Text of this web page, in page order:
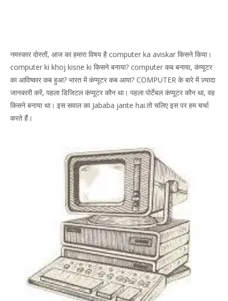
नमस्कार दोस्तों, आज का हमारा विषय है computer ka aviskar किसने किया।
computer ki khoj kisne ki किसने बनाया? computer कब बनाया, कंप्यूटर
का आविष्कार कब हुआ? भारत में कंप्यूटर कब आया? COMPUTER के बारे में ज़्यादा
जानकारी करें, पहला डिजिटल कंप्यूटर कौन था। पहला पोर्टेबल कंप्यूटर कौन था, वह
किसने बनाया था। इस सवाल का Jababa jante hai.तो चलिए इस पर हम चर्चा
करते हैं।